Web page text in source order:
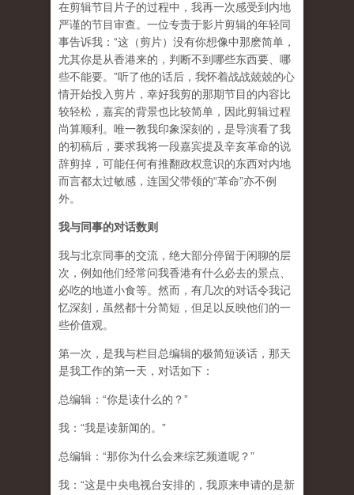
在剪辑节目片子的过程中，我再一次感受到内地
严谨的节目审查。一位专责于影片剪辑的年轻同
事告诉我：“这（剪片）没有你想像中那麽简单，
尤其你是从香港来的，判断不到哪些东西要、哪
些不能要。”听了他的话后，我怀着战战兢兢的心
情开始投入剪片，幸好我剪的那期节目的内容比
较轻松，嘉宾的背景也比较简单，因此剪辑过程
尚算顺利。唯一教我印象深刻的，是导演看了我
的初稿后，要求我将一段嘉宾提及辛亥革命的说
辞剪掉，可能任何有推翻政权意识的东西对内地
而言都太过敏感，连国父带领的“革命”亦不例
外。
我与同事的对话数则
我与北京同事的交流，绝大部分停留于闲聊的层
次，例如他们经常问我香港有什么必去的景点、
必吃的地道小食等。然而，有几次的对话令我记
忆深刻，虽然都十分简短，但足以反映他们的一
些价值观。
第一次，是我与栏目总编辑的极简短谈话，那天
是我工作的第一天，对话如下：
总编辑：“你是读什么的？”
我：“我是读新闻的。”
总编辑：“那你为什么会来综艺频道呢？”
我：“这是中央电视台安排的，我原来申请的是新